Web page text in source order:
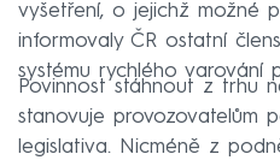
vyšetření, o jejichž možné
informovaly ČR ostatní
systému rychlého varování
Povinnost stáhnout z trhu
stanovuje provozovatelům
legislativa. Nicméně z